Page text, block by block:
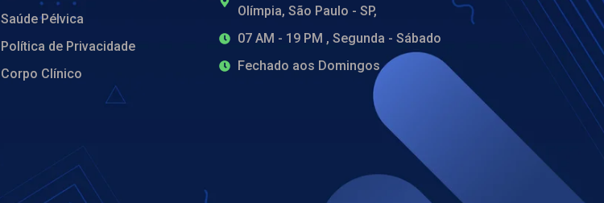
Saúde Pélvica
Política de Privacidade
Corpo Clínico
Olímpia, São Paulo - SP,
07 AM - 19 PM , Segunda - Sábado
Fechado aos Domingos